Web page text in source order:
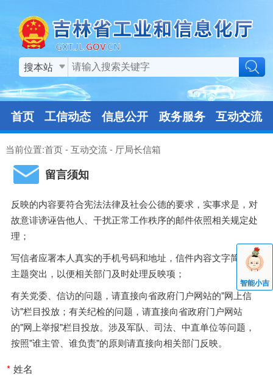
搜本站
首页 工信动态 信息公开 政务服务 互动交流
当前位置:首页-互动交流- 厅局长信箱
留言须知
反映的内容要符合宪法法律及社会公德的要求，实事求是，对
故意诽谤诬告他人、干扰正常工作秩序的邮件依照相关规定处
理；
写信者应署本人真实的手机号码和地址，信件内容文字简洁、
主题突出，以便相关部门及时处理反映项；
有关党委、信访的问题，请直接向省政府门户网站的"网上信
访"栏目投放；有关纪检的问题，请直接向省政府门户网站
的"网上举报"栏目投放。涉及军队、司法、中直单位等问题，
按照"谁主管、谁负责"的原则请直接向相关部门反映。
智能小吉
* 姓名